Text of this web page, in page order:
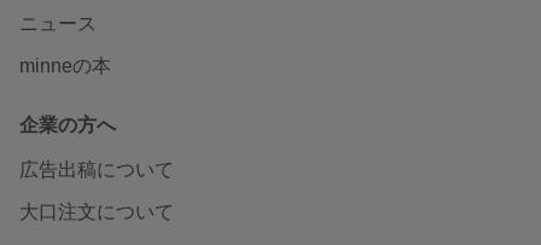
ニュース
minneの本
企業の方へ
広告出稿について
大口注文について